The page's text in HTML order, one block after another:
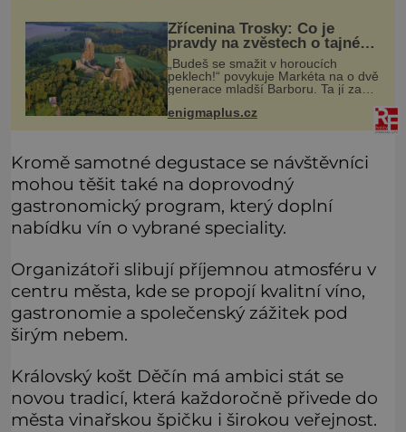
Zřícenina Trosky: Co je
pravdy na zvěstech o tajné
chodbě?
„Budeš se smažit v horoucích
peklech!“ povykuje Markéta na o dvě
generace mladší Barboru. Ta jí za
chvíli slovní palbu opětuje. První je
zarytá katolička, druhá přesvědčená
kališnice. A každá z nich s
enigmaplus.cz
Kromě samotné degustace se návštěvníci
mohou těšit také na doprovodný
gastronomický program, který doplní
nabídku vín o vybrané speciality.
Organizátoři slibují příjemnou atmosféru v
centru města, kde se propojí kvalitní víno,
gastronomie a společenský zážitek pod
širým nebem.
Královský košt Děčín má ambici stát se
novou tradicí, která každoročně přivede do
města vinařskou špičku i širokou veřejnost.